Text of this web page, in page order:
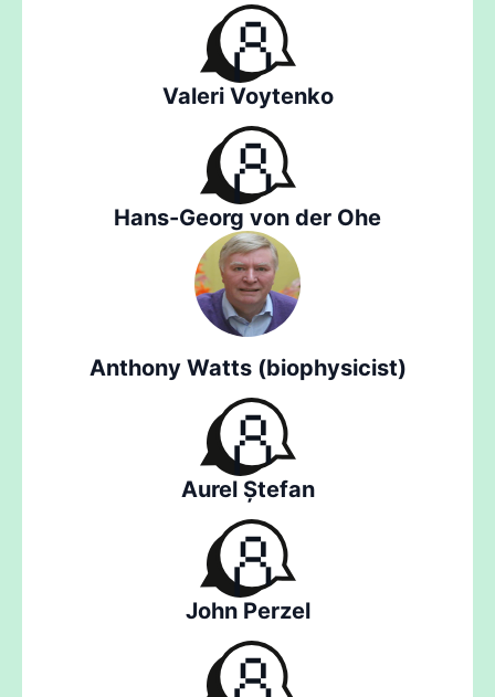
Valeri Voytenko
Hans-Georg von der Ohe
Anthony Watts (biophysicist)
Aurel Ștefan
John Perzel